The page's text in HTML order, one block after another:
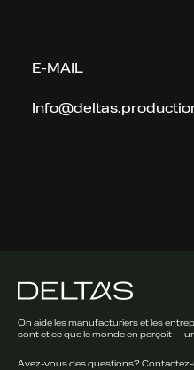
E-MAIL
On aide les manufacturiers et les
sont et ce que le monde en perçoit —
Avez-vous des questions?